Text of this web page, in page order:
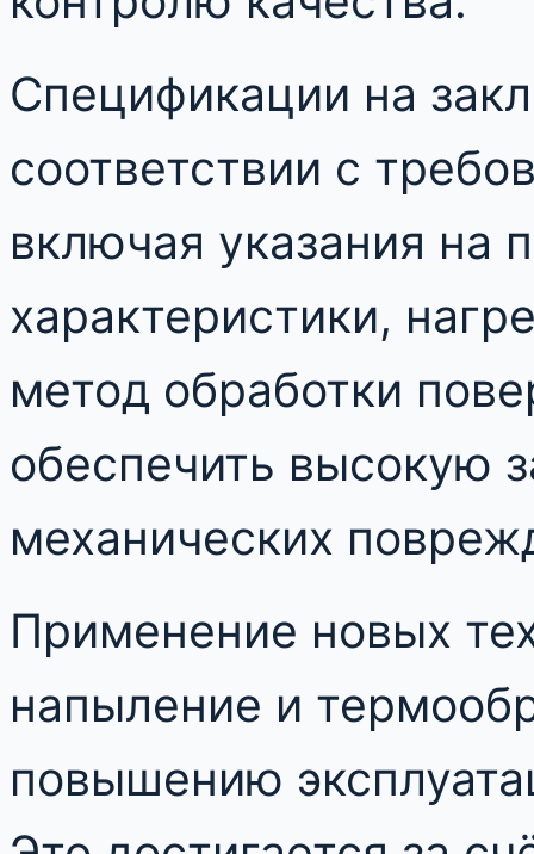
Спецификации на
соответствии с
включая указания на
характеристики,
метод обработки
обеспечить высокую
механических
Применение новых
напыление и
повышению